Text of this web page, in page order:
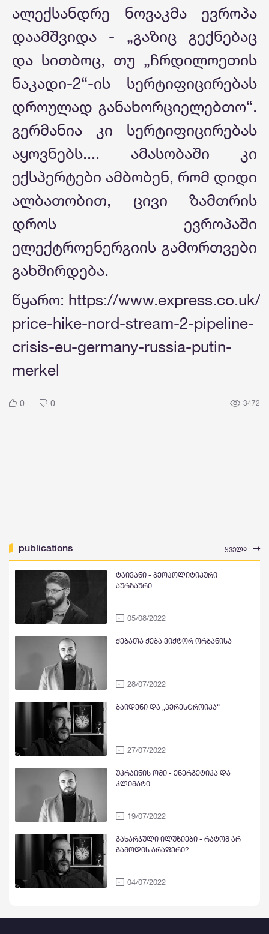
ალექსანდრე ნოვაკმა ევროპა
დაამშვიდა - „გაზიც გექნებაც
და სითბოც, თუ „ჩრდილოეთის
ნაკადი-2“-ის სერტიფიცირებას
დროულად განახორციელებთო“.
გერმანია კი სერტიფიცირებას
აყოვნებს.... ამასობაში კი
ექსპერტები ამბობენ, რომ დიდი
ალბათობით, ცივი ზამთრის
დროს ევროპაში
ელექტროენერგიის გამორთვები
გახშირდება.
წყარო: https://www.express.co.uk/
price-hike-nord-stream-2-pipeline-
crisis-eu-germany-russia-putin-
merkel
0 0 3472
publications ყველა
ტაივანი - გეოპოლიტიკური
აურზაური
05/08/2022
ქებათა ქება ვიქტორ ორბანისა
28/07/2022
ბაიდენი და „პერესტროიკა“
27/07/2022
უკრაინის ომი - ენერგეტიკა და
კლიმატი
19/07/2022
გახარჯული ილუზიები - რატომ არ
გამოდის არაფერი?
04/07/2022